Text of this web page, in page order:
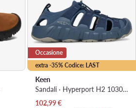
extra -35% Codice: LAST
Occasione
Keen
Sandali · Hyperport H2 1030856 · Blu
Prezzo attuale
102,99€